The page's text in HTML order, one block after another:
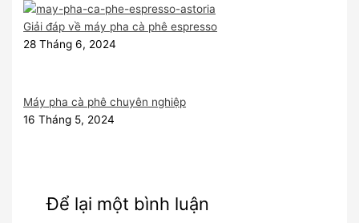
Giải đáp về máy pha cà phê espresso
28 Tháng 6, 2024
Máy pha cà phê chuyên nghiệp
16 Tháng 5, 2024
Để lại một bình luận